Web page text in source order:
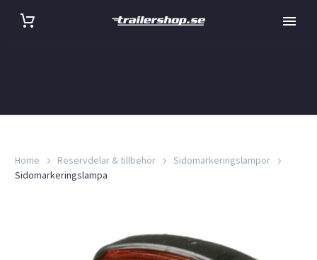
Home Reservdelar & tillbehör
Sidomarkeringslampor
Sidomarkeringslampa